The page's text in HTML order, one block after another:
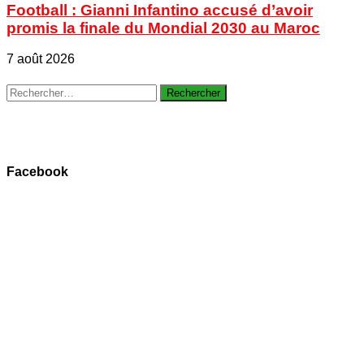
Football : Gianni Infantino accusé d’avoir
promis la finale du Mondial 2030 au Maroc
7 août 2026
Rechercher :
Facebook